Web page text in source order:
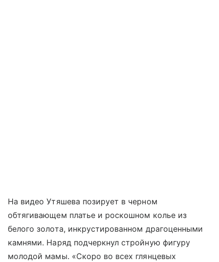
На видео Утяшева позирует в черном
обтягивающем платье и роскошном колье из
белого золота, инкрустированном драгоценными
камнями. Наряд подчеркнул стройную фигуру
молодой мамы. «Скоро во всех глянцевых